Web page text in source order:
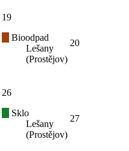
19
Bioodpad
Lešany
(Prostějov)
20
26
Sklo
Lešany
(Prostějov)
27